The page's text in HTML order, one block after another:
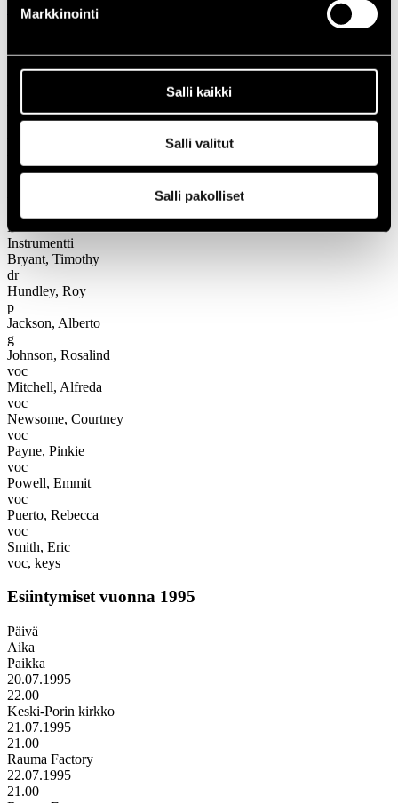
Markkinointi
Salli kaikki
Salli valitut
Salli pakolliset
1966
1995
Emmit Powell and The Gospel Elites
Emmit Powell and The Gospel
Nimi
Instrumentti
Bryant, Timothy
dr
Hundley, Roy
p
Jackson, Alberto
g
Johnson, Rosalind
voc
Mitchell, Alfreda
voc
Newsome, Courtney
voc
Payne, Pinkie
voc
Powell, Emmit
voc
Puerto, Rebecca
voc
Smith, Eric
voc, keys
Esiintymiset vuonna 1995
Päivä
Aika
Paikka
20.07.1995
22.00
Keski-Porin kirkko
21.07.1995
21.00
Rauma Factory
22.07.1995
21.00